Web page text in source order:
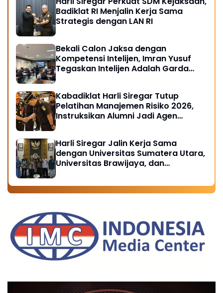
Badiklat RI Menjalin Kerja Sama
Strategis dengan LAN RI
Bekali Calon Jaksa dengan
Kompetensi Intelijen, Imran Yusuf
Tegaskan Intelijen Adalah Garda
Kabadiklat Harli Siregar Tutup
Pelatihan Manajemen Risiko 2026,
Instruksikan Alumni Jadi Agen
Harli Siregar Jalin Kerja Sama
dengan Universitas Sumatera Utara,
Universitas Brawijaya, dan
Peluang Pegawai Kejaksaan RI
Tempuh Pendidikan Doktor (S3)